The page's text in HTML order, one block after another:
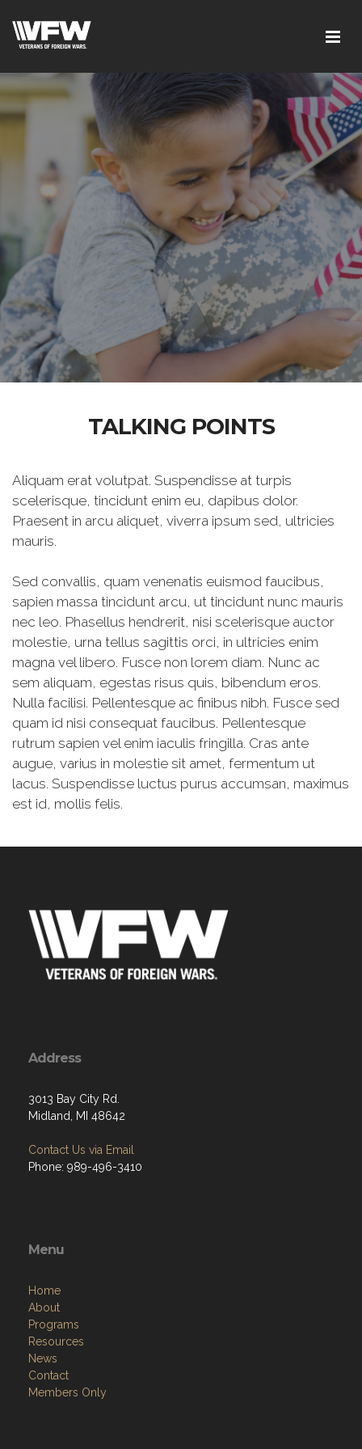
TALKING POINTS
Aliquam erat volutpat. Suspendisse at turpis
scelerisque, tincidunt enim eu, dapibus dolor.
Praesent in arcu aliquet, viverra ipsum sed, ultricies
mauris.
Sed convallis, quam venenatis euismod faucibus,
sapien massa tincidunt arcu, ut tincidunt nunc mauris
nec leo. Phasellus hendrerit, nisi scelerisque auctor
molestie, urna tellus sagittis orci, in ultricies enim
magna vel libero. Fusce non lorem diam. Nunc ac
sem aliquam, egestas risus quis, bibendum eros.
Nulla facilisi. Pellentesque ac finibus nibh. Fusce sed
quam id nisi consequat faucibus. Pellentesque
rutrum sapien vel enim iaculis fringilla. Cras ante
augue, varius in molestie sit amet, fermentum ut
lacus. Suspendisse luctus purus accumsan, maximus
est id, mollis felis.
Address
3013 Bay City Rd.
Midland, MI 48642
Contact Us via Email
Phone: 989-496-3410
Menu
Home
About
Programs
Resources
News
Contact
Members Only